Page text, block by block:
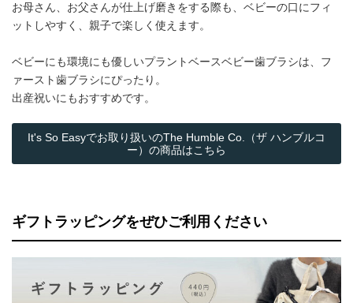
お母さん、お父さんが仕上げ磨きをする際も、ベビーの口にフィ
ットしやすく、親子で楽しく使えます。
ベビーにも環境にも優しいプラントベースベビー歯ブラシは、フ
ァースト歯ブラシにぴったり。
出産祝いにもおすすめです。
It's So Easyでお取り扱いのThe Humble Co.（ザ ハンブルコ
ー）の商品はこちら
ギフトラッピングをぜひご利用ください